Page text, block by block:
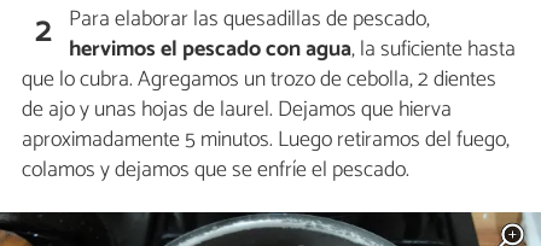
2 Para elaborar las quesadillas de pescado,
hervimos el pescado con agua, la suficiente hasta
que lo cubra. Agregamos un trozo de cebolla, 2 dientes
de ajo y unas hojas de laurel. Dejamos que hierva
aproximadamente 5 minutos. Luego retiramos del fuego,
colamos y dejamos que se enfríe el pescado.